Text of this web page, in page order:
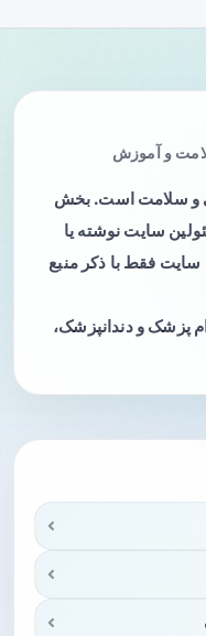
و آموزش
و سلامت است. بخش
سایت نوشته یا
سایت فقط با ذکر منبع
پزشک و دندانپزشک،